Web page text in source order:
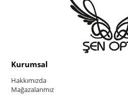
Kurumsal
Hakkımızda
Mağazalarımız